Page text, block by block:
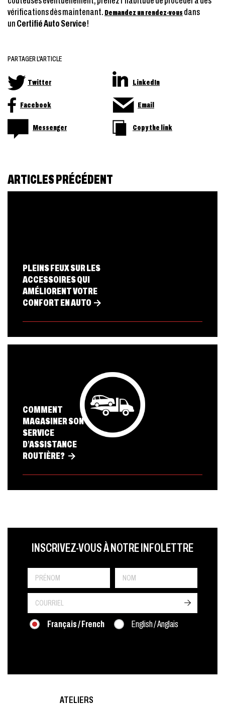
vérifications dès maintenant. Demandez un rendez-vous dans
unCertifié Auto Service!
PARTAGER L'ARTICLE
Twitter LinkedIn
Facebook Email
Messenger Copy the link
ARTICLES PRÉCÉDENT
PLEINS FEUX SUR LES
ACCESSOIRES QUI
AMÉLIORENT VOTRE
CONFORT EN AUTO
COMMENT
MAGASINER SON
SERVICE
D’ASSISTANCE
ROUTIÈRE?
PRÉNOM
LAST NAME
INSCRIVEZ-VOUS À NOTRE INFOLETTRE
LANGUE
Français / French English / Anglais
->
ATELIERS